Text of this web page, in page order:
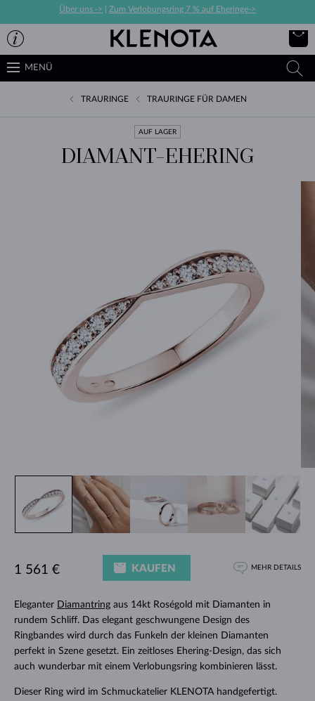
Über uns -> Zum Verlobungsring 7 % auf Eheringe->
MENÜ
TRAURINGE TRAURINGE FÜR DAMEN
AUF LAGER
DIAMANT-EHERING
Eleganter Diamantringaus 14kt Roségold mit Diamanten in
rundem Schliff. Das elegant geschwungene Design des
Ringbandes wird durch das Funkeln der kleinen Diamanten
perfekt in Szene gesetzt. Ein zeitloses Ehering-Design, das sich
auch wunderbar mit einem Verlobungsring kombinieren lässt.
Dieser Ring wird im Schmuckatelier KLENOTA handgefertigt.
1 561 € KAUFEN MEHR DETAILS